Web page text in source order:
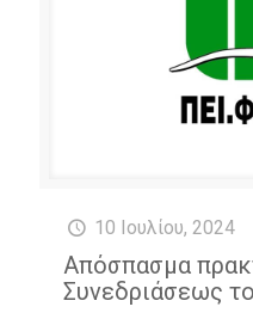
10 Ιουλίου, 2024
Απόσπασμα
Συνεδριάσεως